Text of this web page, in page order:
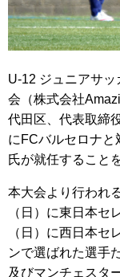
U-12 ジュニアサ
会（株式会社
代田区、代表取締
にFCバルセロナと
氏が就任すること
本大会より行われ
（日）に東日本セ
（日）に西日本セ
ンで選ばれた選手
及びマンチェスタ